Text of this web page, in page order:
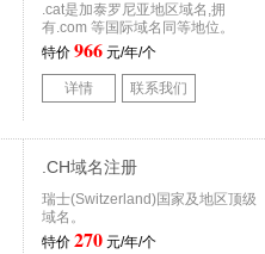
.cat是加泰罗尼亚地区域名,拥
有.com 等国际域名同等地位。
特价 966 元/年/个
详情 联系我们
.CH域名注册
瑞士(Switzerland)国家及地区顶级
域名。
特价 270 元/年/个